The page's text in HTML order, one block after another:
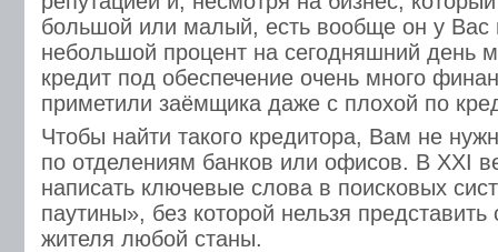
большой или малый, есть вообще он у Вас
небольшой процент на сегодняшний день
кредит под обеспечение очень много
приметили заёмщика даже с плохой по
Чтобы найти такого кредитора, Вам не
по отделениям банков или офисов. В XXI
написать ключевые слова в поисковых
паутины», без которой нельзя
жителя любой станы.